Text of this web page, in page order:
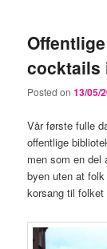
cocktails
Posted on13/05/
Vår første fulle
offentlige
men som en del
byen uten at
korsang til